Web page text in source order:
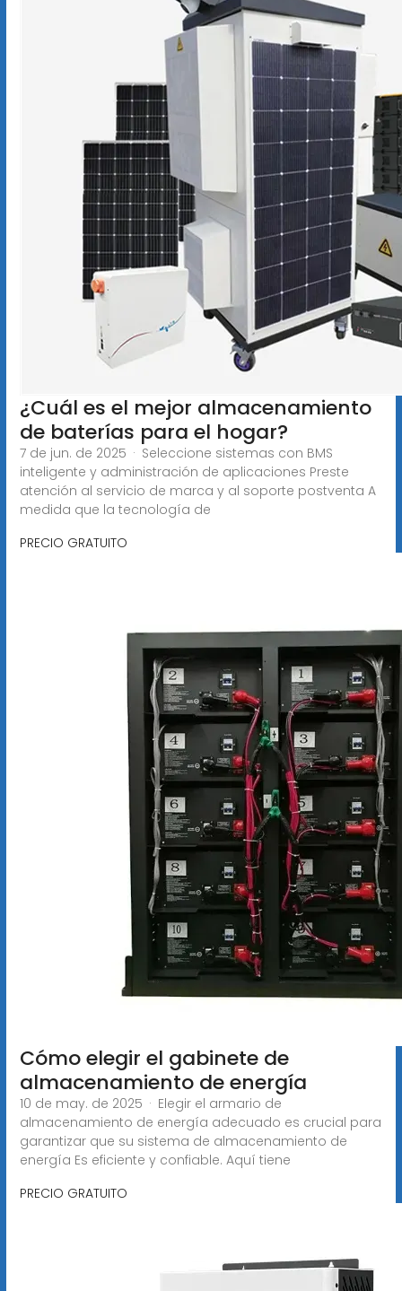
¿Cuál es el mejor almacenamiento
de baterías para el hogar?
7 de jun. de 2025 · Seleccione sistemas con BMS
inteligente y administración de aplicaciones Preste
atención al servicio de marca y al soporte postventa A
medida que la tecnología de
PRECIO GRATUITO
Cómo elegir el gabinete de
almacenamiento de energía
10 de may. de 2025 · Elegir el armario de
almacenamiento de energía adecuado es crucial para
garantizar que su sistema de almacenamiento de
energía Es eficiente y confiable. Aquí tiene
PRECIO GRATUITO